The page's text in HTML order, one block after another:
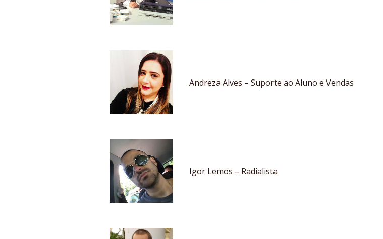
Andreza Alves – Suporte ao Aluno e Vendas
Igor Lemos – Radialista